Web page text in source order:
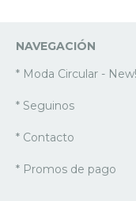
NAVEGACIÓN
* Moda Circular - New!
* Seguinos
* Contacto
* Promos de pago